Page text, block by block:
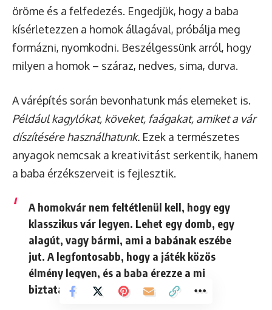
öröme és a felfedezés. Engedjük, hogy a baba
kísérletezzen a homok állagával, próbálja meg
formázni, nyomkodni. Beszélgessünk arról, hogy
milyen a homok – száraz, nedves, sima, durva.
A várépítés során bevonhatunk más elemeket is.
Például kagylókat, köveket, faágakat, amiket a vár
díszítésére használhatunk. Ezek a természetes
anyagok nemcsak a kreativitást serkentik, hanem
a baba érzékszerveit is fejlesztik.
A homokvár nem feltétlenül kell, hogy egy
klasszikus vár legyen. Lehet egy domb, egy
alagút, vagy bármi, ami a babának eszébe
jut. A legfontosabb, hogy a játék közös
élmény legyen, és a baba érezze a mi
biztatásunkat és lelkesedésünket.